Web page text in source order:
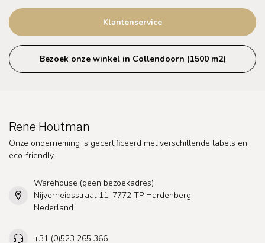
Klantenservice
Bezoek onze winkel in Collendoorn (1500 m2)
Rene Houtman
Onze onderneming is gecertificeerd met verschillende labels en
eco-friendly.
Warehouse (geen bezoekadres)
Nijverheidsstraat 11, 7772 TP Hardenberg
Nederland
+31 (0)523 265 366